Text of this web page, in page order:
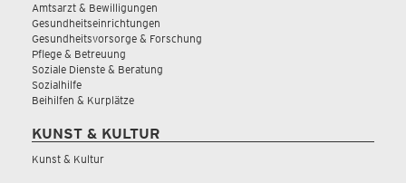
Amtsarzt & Bewilligungen
Gesundheitseinrichtungen
Gesundheitsvorsorge & Forschung
Pflege & Betreuung
Soziale Dienste & Beratung
Sozialhilfe
Beihilfen & Kurplätze
KUNST & KULTUR
Kunst & Kultur